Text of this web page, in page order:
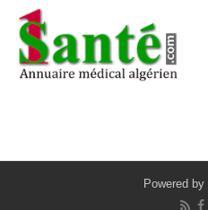
Powered by